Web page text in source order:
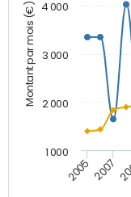
Montant par mois (€)
2005 2007
1 000
2 000
3 000
4 000